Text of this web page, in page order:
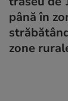
până în
zone